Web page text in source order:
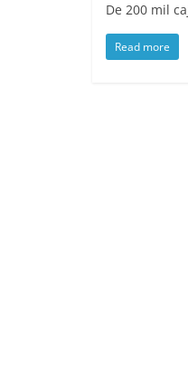
De 200 mil
Read more